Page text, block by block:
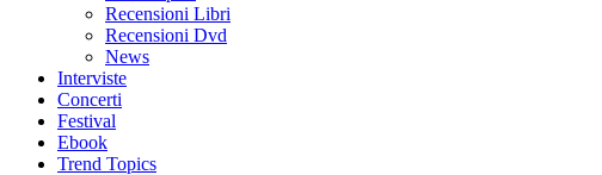
Recensioni Libri
Recensioni Dvd
News
Interviste
Concerti
Festival
Ebook
Trend Topics